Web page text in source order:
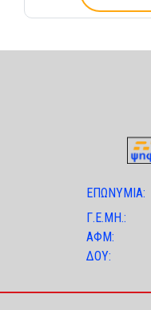
ΕΠΩΝΥΜΙΑ:
Γ.Ε.ΜΗ.:
ΑΦΜ:
ΔΟΥ: